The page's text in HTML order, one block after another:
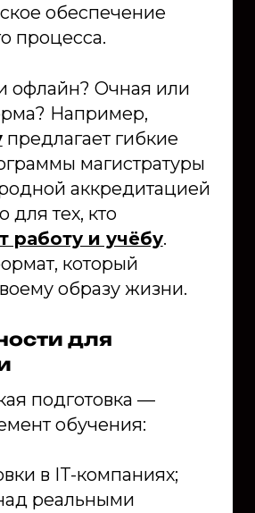
обеспечение
процесса.
офлайн? Очная или
Например,
предлагает гибкие
магистратуры
аккредитацией
тех, кто
работу и учёбу.
который
образу жизни.
для
подготовка —
обучения:
в IT-компаниях;
реальными